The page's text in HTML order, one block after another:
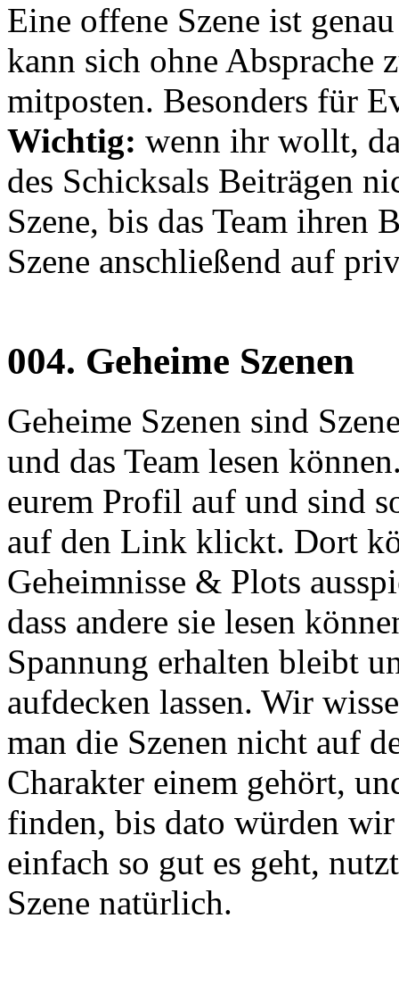
Eine offene Szene ist
kann sich ohne Absprache
mitposten. Besonders für
Wichtig: wenn ihr wollt,
des Schicksals Beiträgen
Szene, bis das Team ihren
Szene anschließend auf
004. Geheime Szenen
Geheime Szenen sind
und das Team lesen
eurem Profil auf und sind
auf den Link klickt. Dort
Geheimnisse & Plots
dass andere sie lesen
Spannung erhalten bleibt
aufdecken lassen. Wir
man die Szenen nicht auf
Charakter einem gehört,
finden, bis dato würden
einfach so gut es geht,
Szene natürlich.